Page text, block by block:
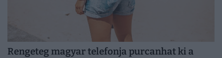
Rengeteg magyar telefonja purcanhat ki a